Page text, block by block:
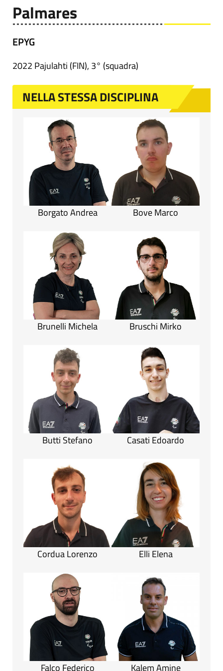
Palmares
EPYG
2022 Pajulahti (FIN), 3° (squadra)
NELLA STESSA DISCIPLINA
Borgato Andrea Bove Marco
Brunelli Michela Bruschi Mirko
Butti Stefano Casati Edoardo
Cordua Lorenzo Elli Elena
Falco Federico Kalem Amine